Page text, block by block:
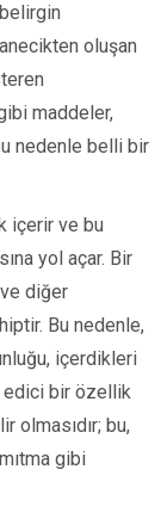
oluşan
maddeler,
nedenle belli bir
içerir ve bu
yol açar. Bir
diğer
Bu nedenle,
içerdikleri
edici bir özellik
olmasıdır; bu,
gibi